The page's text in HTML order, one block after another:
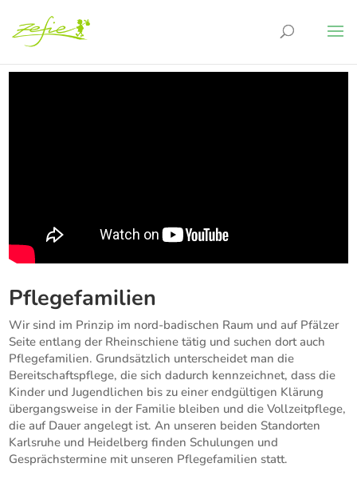
Pflegefamilien
Wir sind im Prinzip im nord-badischen Raum und auf Pfälzer
Seite entlang der Rheinschiene tätig und suchen dort auch
Pflegefamilien. Grundsätzlich unterscheidet man die
Bereitschaftspflege, die sich dadurch kennzeichnet, dass die
Kinder und Jugendlichen bis zu einer endgültigen Klärung
übergangsweise in der Familie bleiben und die Vollzeitpflege,
die auf Dauer angelegt ist. An unseren beiden Standorten
Karlsruhe und Heidelberg finden Schulungen und
Gesprächstermine mit unseren Pflegefamilien statt.